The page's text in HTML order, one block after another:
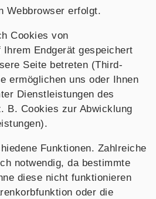
Webbrowser erfolgt.
Cookies von
Ihrem Endgerät gespeichert
Seite betreten (Third-
ermöglichen uns oder Ihnen
Dienstleistungen des
B. Cookies zur Abwicklung
Funktionen. Zahlreiche
notwendig, da bestimmte
diese nicht funktionieren
oder die